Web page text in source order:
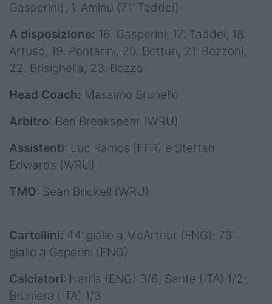
Gasperini), 1. Aminu (71’ Taddei)
A disposizione: 16. Gasperini, 17. Taddei, 18.
Artuso, 19. Pontarini, 20. Botturi, 21. Bozzoni,
22. Brisighella, 23. Bozzo
Head Coach: Massimo Brunello
Arbitro: Ben Breakspear (WRU)
Assistenti: Luc Ramos (FFR) e Steffan
Edwards (WRU)
TMO: Sean Brickell (WRU)
Cartellini: 44’ giallo a McArthur (ENG); 73’
giallo a Gsperini (ENG)
Calciatori: Harris (ENG) 3/6; Sante (ITA) 1/2;
Bruniera (ITA) 1/3